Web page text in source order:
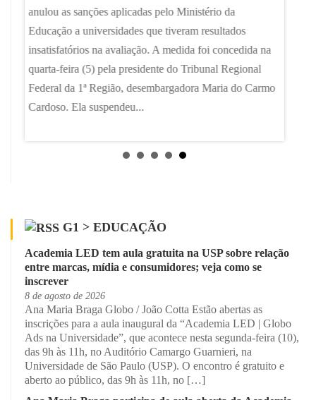
anulou as sanções aplicadas pelo Ministério da
Educação a universidades que tiveram resultados
insatisfatórios na avaliação. A medida foi concedida na
quarta-feira (5) pela presidente do Tribunal Regional
Federal da 1ª Região, desembargadora Maria do Carmo
Cardoso. Ela suspendeu...
G1 > EDUCAÇÃO
Academia LED tem aula gratuita na USP sobre relação
entre marcas, mídia e consumidores; veja como se
inscrever
8 de agosto de 2026
Ana Maria Braga Globo / João Cotta Estão abertas as
inscrições para a aula inaugural da “Academia LED | Globo
Ads na Universidade”, que acontece nesta segunda-feira (10),
das 9h às 11h, no Auditório Camargo Guarnieri, na
Universidade de São Paulo (USP). O encontro é gratuito e
aberto ao público, das 9h às 11h, no […]